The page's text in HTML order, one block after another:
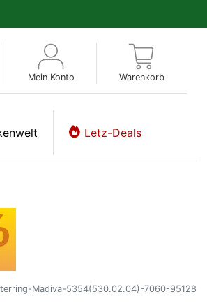
Mein Konto Warenkorb
Letz-Deals
Madiva-5354(530.02.04)-7060-95128